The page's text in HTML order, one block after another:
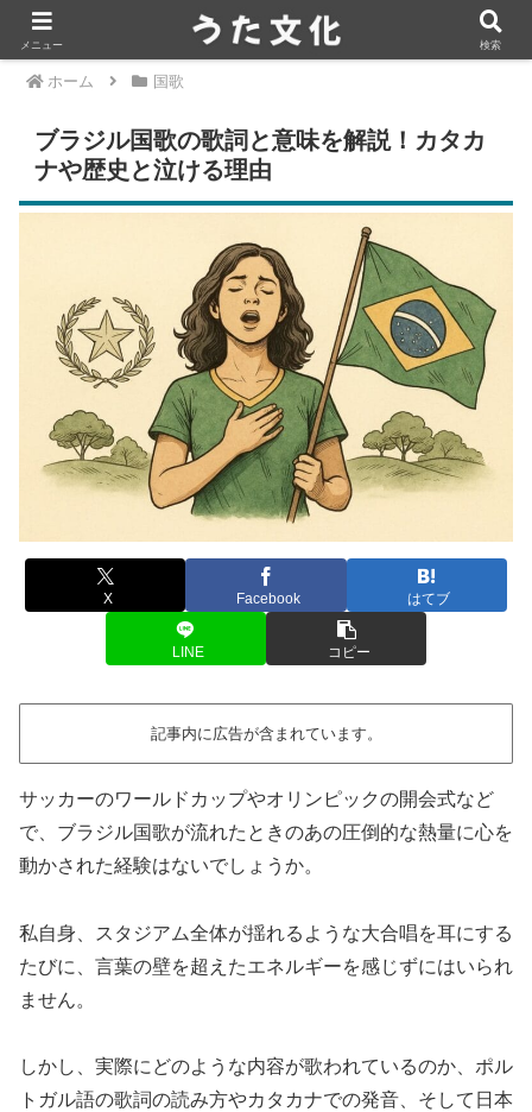
ホーム 国歌
ブラジル国歌の歌詞と意味を解説！カタカ
ナや歴史と泣ける理由
X Facebook はてブ
LINE コピー
記事内に広告が含まれています。
サッカーのワールドカップやオリンピックの開会式など
で、ブラジル国歌が流れたときのあの圧倒的な熱量に心を
動かされた経験はないでしょうか。
私自身、スタジアム全体が揺れるような大合唱を耳にする
たびに、言葉の壁を超えたエネルギーを感じずにはいられ
ません。
しかし、実際にどのような内容が歌われているのか、ポル
トガル語の歌詞の読み方やカタカナでの発音、そして日本
メニュー 検索